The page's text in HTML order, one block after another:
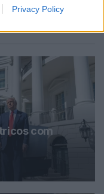
Privacy Policy
com